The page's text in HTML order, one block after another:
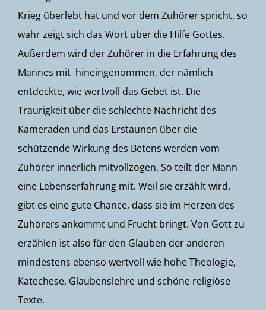
Krieg überlebt hat und vor dem Zuhörer spricht, so
wahr zeigt sich das Wort über die Hilfe Gottes.
Außerdem wird der Zuhörer in die Erfahrung des
Mannes mit hineingenommen, der nämlich
entdeckte, wie wertvoll das Gebet ist. Die
Traurigkeit über die schlechte Nachricht des
Kameraden und das Erstaunen über die
schützende Wirkung des Betens werden vom
Zuhörer innerlich mitvollzogen. So teilt der Mann
eine Lebenserfahrung mit. Weil sie erzählt wird,
gibt es eine gute Chance, dass sie im Herzen des
Zuhörers ankommt und Frucht bringt. Von Gott zu
erzählen ist also für den Glauben der anderen
mindestens ebenso wertvoll wie hohe Theologie,
Katechese, Glaubenslehre und schöne religiöse
Texte.